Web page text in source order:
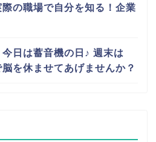
際の職場で自分を知る！企業
今日は蓄音機の日♪ 週末は
脳を休ませてあげませんか？